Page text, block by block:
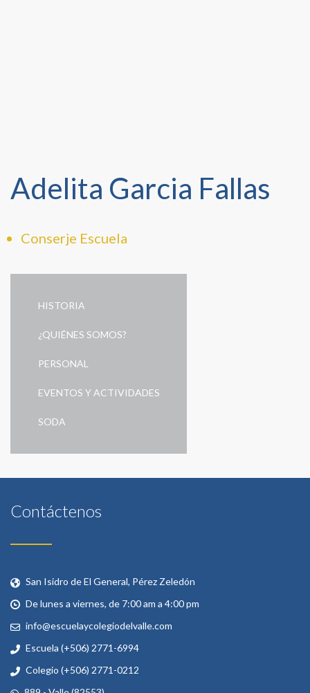
Adelita Garcia Fallas
Conserje Escuela
HISTORIA
¿QUIÉNES SOMOS?
PERSONAL
EVENTOS Y ACTIVIDADES
SODA
Contáctenos
San Isidro de El General, Pérez Zeledón
De lunes a viernes, de 7:00 am a 4:00 pm
info@escuelaycolegiodelvalle.com
Escuela (+506) 2771-6994
Colegio (+506) 2771-0212